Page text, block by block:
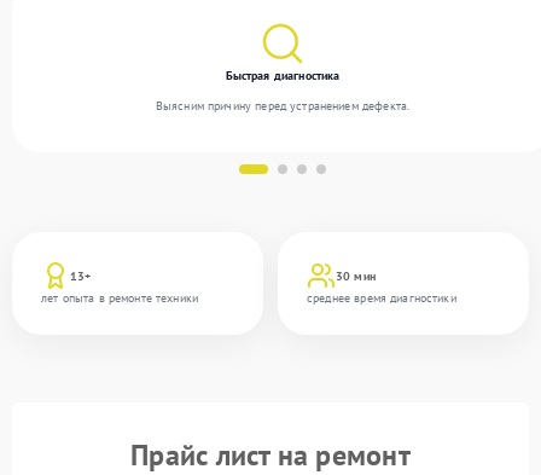
13+
лет опыта в ремонте техники
30 мин
среднее время диагностики
Быстрая диагностика
Выясним причину перед устранением дефекта.
Прайс лист на ремонт